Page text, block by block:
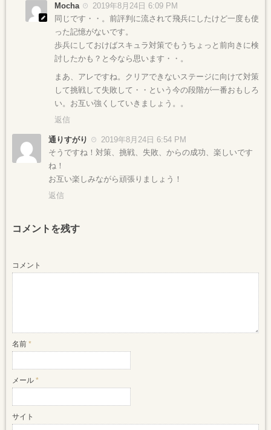
Mocha
2019年8月24日 6:09 PM
同じです・・。前評判に流されて飛兵にしたけど一度も使
った記憶がないです。
歩兵にしておけばスキュラ対策でもうちょっと前向きに検
討したかも？と今なら思います・・。
まあ、アレですね。クリアできないステージに向けて対策
して挑戦して失敗して・・という今の段階が一番おもしろ
い。お互い強くしていきましょう。。
返信
通りすがり
2019年8月24日 6:54 PM
そうですね！対策、挑戦、失敗、からの成功、楽しいです
ね！
お互い楽しみながら頑張りましょう！
返信
コメントを残す
コメント
名前 *
メール *
サイト